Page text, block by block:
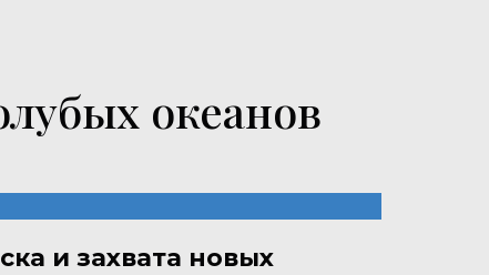
океанов
и захвата новых